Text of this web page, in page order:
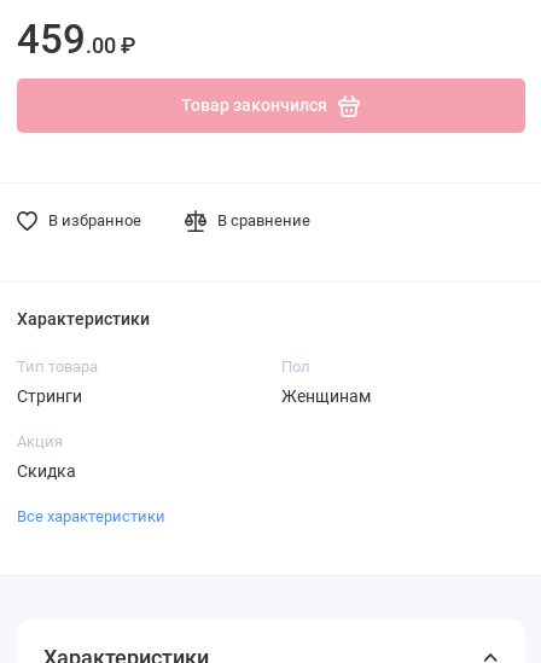
459.00 ₽
Товар закончился
В избранное В сравнение
Характеристики
Тип товара
Стринги
Пол
Женщинам
Акция
Скидка
Все характеристики
Характеристики